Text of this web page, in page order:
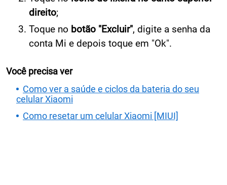
direito;
Toque no botão "Excluir", digite a senha da
conta Mi e depois toque em "Ok".
Você precisa ver
Como ver a saúde e ciclos da bateria do seu
celular Xiaomi
Como resetar um celular Xiaomi [MIUI]